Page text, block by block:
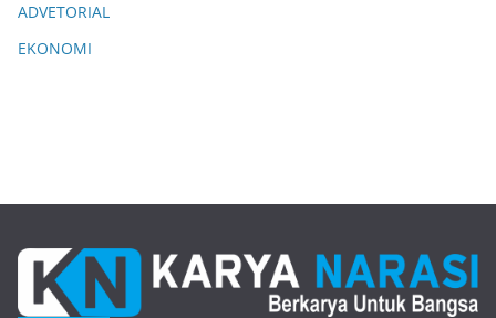
ADVETORIAL
EKONOMI